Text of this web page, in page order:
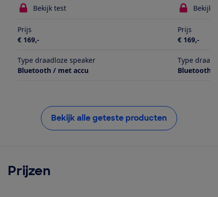
Bekijk test
Bekijk
Prijs
€ 169,-
Prijs
€ 169,-
Type draadloze speaker
Bluetooth / met accu
Type
Bluetooth /
Bekijk alle geteste producten
Prijzen